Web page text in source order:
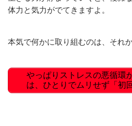
体力と気力がでてきますよ。
本気で何かに取り組むのは、それ
やっぱりストレスの悪循環
は、ひとりでムリせず「初